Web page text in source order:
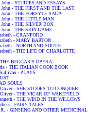
John - STUDIES AND ESSAYS
John - THE FIRST AND THE LAST
John - THE FORSYTE SAGA
John - THE LITTLE MAN
John - THE SILVER BOX
John - THE SKIN GAME
- CRANFORD
- MARY BARTON
- NORTH AND SOUTH
- THE LIFE OF CHARLOTTE
BEGGAR'S OPERA
- THE ITALIAN COOK BOOK
- PLAYS
SOULS
- SHE STOOPS TO CONQUER
- THE VICAR OF WAKEFIELD
- THE WIND IN THE WILLOWS
- FAIRY TALES
- GINSENG AND OTHER MEDICINAL